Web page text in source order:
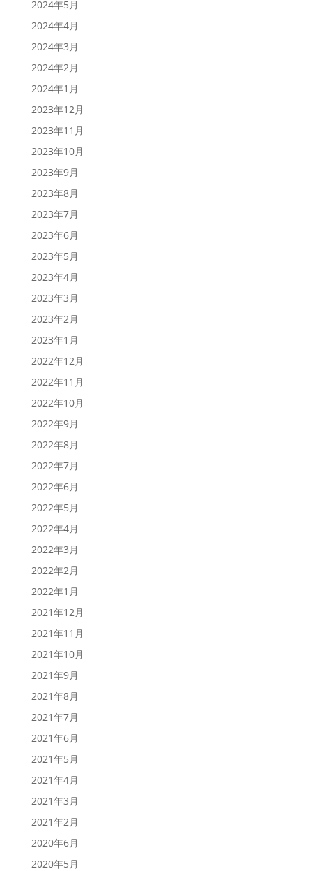
2024年5月
2024年4月
2024年3月
2024年2月
2024年1月
2023年12月
2023年11月
2023年10月
2023年9月
2023年8月
2023年7月
2023年6月
2023年5月
2023年4月
2023年3月
2023年2月
2023年1月
2022年12月
2022年11月
2022年10月
2022年9月
2022年8月
2022年7月
2022年6月
2022年5月
2022年4月
2022年3月
2022年2月
2022年1月
2021年12月
2021年11月
2021年10月
2021年9月
2021年8月
2021年7月
2021年6月
2021年5月
2021年4月
2021年3月
2021年2月
2020年6月
2020年5月